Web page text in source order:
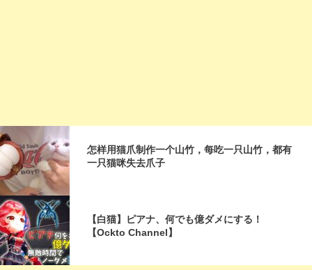
怎样用猫爪制作一个山竹，每吃一只山竹，都有
一只猫咪失去爪子
【白猫】ピアナ、何でも億ダメにする！
【Ockto Channel】